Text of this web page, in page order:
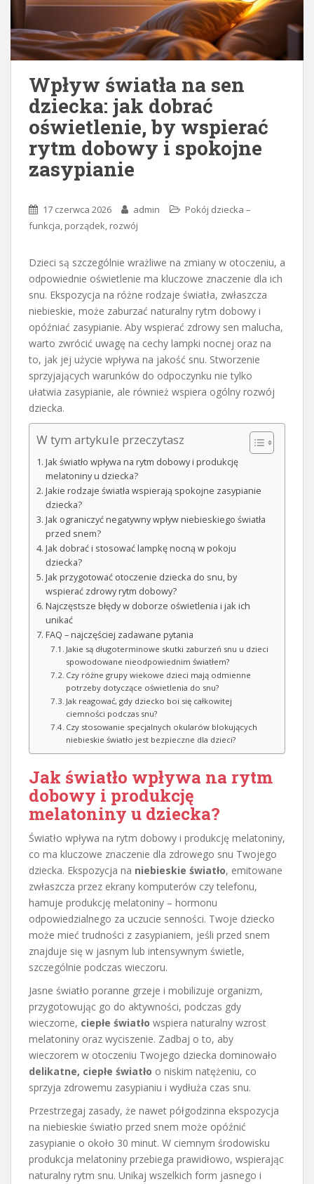
Wpływ światła na sen
dziecka: jak dobrać
oświetlenie, by wspierać
rytm dobowy i spokojne
zasypianie
17 czerwca 2026 admin
Pokój dziecka –
funkcja, porządek, rozwój
Dzieci są szczególnie wrażliwe na zmiany w otoczeniu, a
odpowiednie oświetlenie ma kluczowe znaczenie dla ich
snu. Ekspozycja na różne rodzaje światła, zwłaszcza
niebieskie, może zaburzać naturalny rytm dobowy i
opóźniać zasypianie. Aby wspierać zdrowy sen malucha,
warto zwrócić uwagę na cechy lampki nocnej oraz na
to, jak jej użycie wpływa na jakość snu. Stworzenie
sprzyjających warunków do odpoczynku nie tylko
ułatwia zasypianie, ale również wspiera ogólny rozwój
dziecka.
W tym artykule przeczytasz
Jak światło wpływa na rytm dobowy i produkcję
melatoniny u dziecka?
Jakie rodzaje światła wspierają spokojne zasypianie
dziecka?
Jak ograniczyć negatywny wpływ niebieskiego światła
przed snem?
Jak dobrać i stosować lampkę nocną w pokoju
dziecka?
Jak przygotować otoczenie dziecka do snu, by
wspierać zdrowy rytm dobowy?
Najczęstsze błędy w doborze oświetlenia i jak ich
unikać
FAQ – najczęściej zadawane pytania
Jakie są długoterminowe skutki zaburzeń snu u dzieci
spowodowane nieodpowiednim światłem?
Czy różne grupy wiekowe dzieci mają odmienne
potrzeby dotyczące oświetlenia do snu?
Jak reagować, gdy dziecko boi się całkowitej
ciemności podczas snu?
Czy stosowanie specjalnych okularów blokujących
niebieskie światło jest bezpieczne dla dzieci?
Jak światło wpływa na rytm
dobowy i produkcję
melatoniny u dziecka?
Światło wpływa na rytm dobowy i produkcję melatoniny,
co ma kluczowe znaczenie dla zdrowego snu Twojego
dziecka. Ekspozycja na niebieskie światło, emitowane
zwłaszcza przez ekrany komputerów czy telefonu,
hamuje produkcję melatoniny – hormonu
odpowiedzialnego za uczucie senności. Twoje dziecko
może mieć trudności z zasypianiem, jeśli przed snem
znajduje się w jasnym lub intensywnym świetle,
szczególnie podczas wieczoru.
Jasne światło poranne grzeje i mobilizuje organizm,
przygotowując go do aktywności, podczas gdy
wieczorne, ciepłe światło wspiera naturalny wzrost
melatoniny oraz wyciszenie. Zadbaj o to, aby
wieczorem w otoczeniu Twojego dziecka dominowało
delikatne, ciepłe światło o niskim natężeniu, co
sprzyja zdrowemu zasypianiu i wydłuża czas snu.
Przestrzegaj zasady, że nawet półgodzinna ekspozycja
na niebieskie światło przed snem może opóźnić
zasypianie o około 30 minut. W ciemnym środowisku
produkcja melatoniny przebiega prawidłowo, wspierając
naturalny rytm snu. Unikaj wszelkich form jasnego i